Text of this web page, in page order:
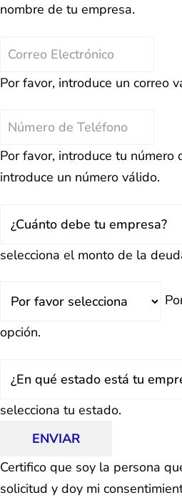
la
nombre de tu empresa.
Correo
Por favor, introduce un correo
Teléfono
Por favor, introduce tu número
introduce un número válido.
Deuda
selecciona el monto de la
opción.
selecciona tu estado.
ENVIAR
Certifico que soy la persona
solicitud y doy mi